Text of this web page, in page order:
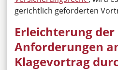
gerichtlich geforderten
Erleichterung der
Anforderungen
Klagevortrag